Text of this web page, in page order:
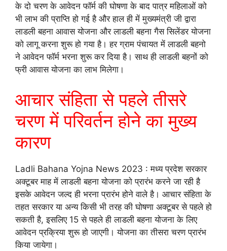
के दो चरण के आवेदन फॉर्म की घोषणा के बाद पात्र महिलाओं को
भी लाभ की प्राप्ति हो गई है और हाल ही में मुख्यमंत्री जी द्वारा
लाडली बहना आवास योजना और लाडली बहना गैस सिलेंडर योजना
को लागू करना शुरू हो गया है। हर ग्राम पंचायत में लाडली बहनो
ने आवेदन फॉर्म भरना शुरू कर दिया है। साथ ही लाडली बहनों को
फ्री आवास योजना का लाभ मिलेगा।
आचार संहिता से पहले तीसरे
चरण में परिवर्तन होने का मुख्य
कारण
Ladli Bahana Yojna News 2023 : मध्य प्रदेश सरकार
अक्टूबर माह में लाडली बहना योजना को प्रारंभ करने जा रही है
इसके आवेदन जल्द ही भरना प्रारंभ होने वाले है। आचार संहिता के
तहत सरकार या अन्य किसी भी तरह की घोषणा अक्टूबर से पहले हो
सकती है, इसलिए 15 से पहले ही लाडली बहना योजना के लिए
आवेदन प्रक्रिया शुरू हो जाएगी। योजना का तीसरा चरण प्रारंभ
किया जायेगा।